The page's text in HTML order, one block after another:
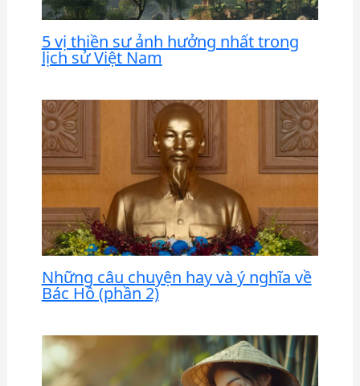
5 vị thiền sư ảnh hưởng nhất trong
lịch sử Việt Nam
Những câu chuyện hay và ý nghĩa về
Bác Hồ (phần 2)